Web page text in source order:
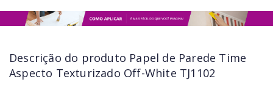
Descrição do produto Papel de Parede Time
Aspecto Texturizado Off-White TJ1102